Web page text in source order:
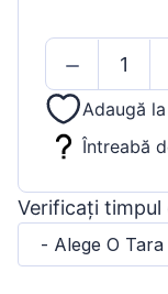
Adaugă
Întreabă
Verificați timpul
- Alege O Tara